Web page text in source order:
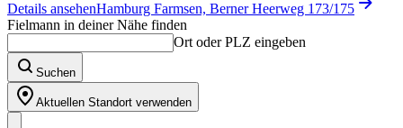
Details ansehenHamburg Farmsen, Berner Heerweg 173/175
Fielmann in deiner Nähe finden
Ort oder PLZ eingeben
Suchen
Aktuellen Standort verwenden